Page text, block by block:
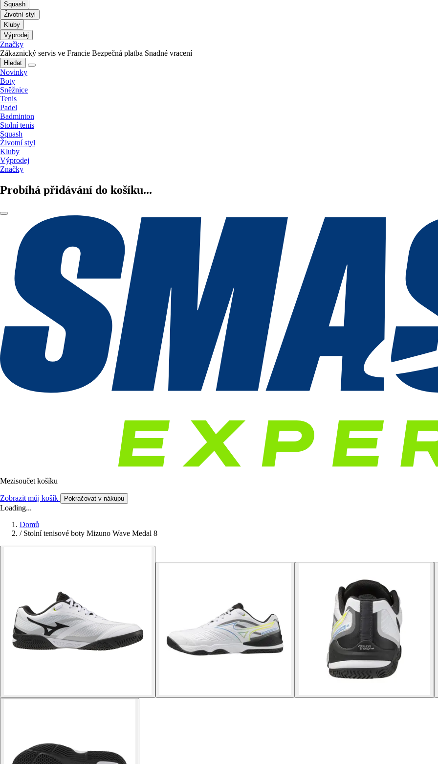
Squash
Životní styl
Kluby
Výprodej
Značky
Zákaznický servis ve Francie Bezpečná platba Snadné vracení
Hledat
Novinky
Boty
Sněžnice
Tenis
Padel
Badminton
Stolní tenis
Squash
Životní styl
Kluby
Výprodej
Značky
Probíhá přidávání do košíku...
Mezisoučet košíku
Zobrazit můj košík Pokračovat v nákupu
Loading...
Domů
/ Stolní tenisové boty Mizuno Wave Medal 8